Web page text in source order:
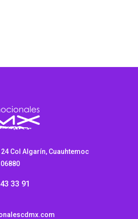
Col Algarín, Cuauhtemoc
06880
33 91